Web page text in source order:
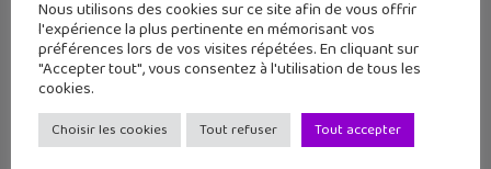
Nous utilisons des cookies sur ce site afin de vous offrir
l'expérience la plus pertinente en mémorisant vos
préférences lors de vos visites répétées. En cliquant sur
"Accepter tout", vous consentez à l'utilisation de tous les
cookies.
Choisir les cookies Tout refuser Tout accepter